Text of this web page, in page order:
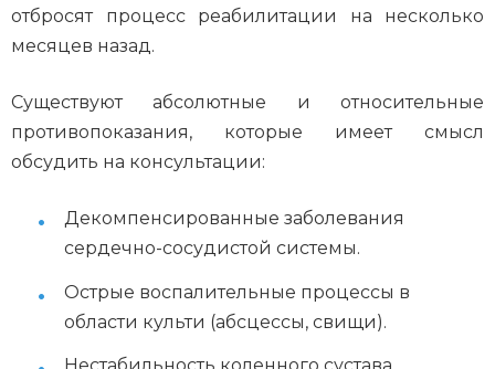
отбросят процесс реабилитации на несколько
месяцев назад.
Существуют абсолютные и относительные
противопоказания, которые имеет смысл
обсудить на консультации:
Декомпенсированные заболевания
сердечно-сосудистой системы.
Острые воспалительные процессы в
области культи (абсцессы, свищи).